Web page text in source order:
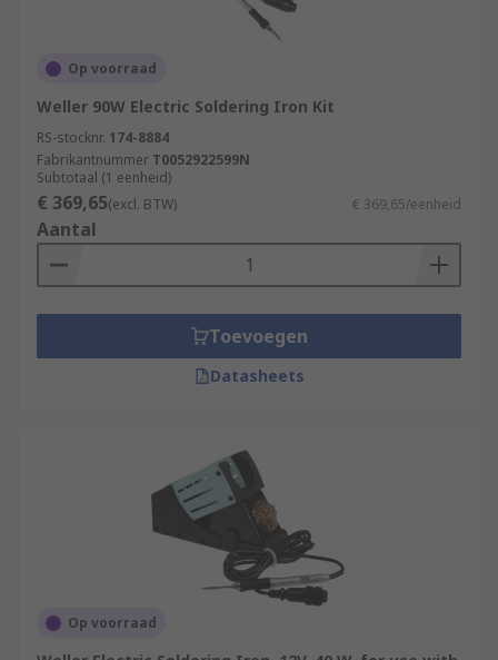
Op voorraad
Weller 90W Electric Soldering Iron Kit
RS-stocknr. 174-8884
Fabrikantnummer T0052922599N
Subtotaal (1 eenheid)
€ 369,65(excl. BTW) € 369,65/eenheid
Aantal
Toevoegen
Datasheets
Op voorraad